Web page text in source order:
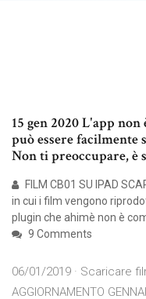
15 gen 2020 L'app
può essere facilmente
Non ti preoccupare, è
FILM CB01 SU IPAD
in cui i film vengono
plugin che ahimè non è
9 Comments
06/01/2019 · Scaricare
AGGIORNAMENTO